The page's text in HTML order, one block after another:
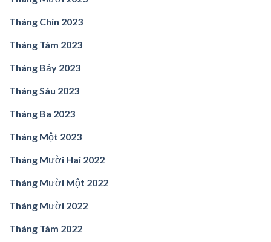
Tháng Chín 2023
Tháng Tám 2023
Tháng Bảy 2023
Tháng Sáu 2023
Tháng Ba 2023
Tháng Một 2023
Tháng Mười Hai 2022
Tháng Mười Một 2022
Tháng Mười 2022
Tháng Tám 2022